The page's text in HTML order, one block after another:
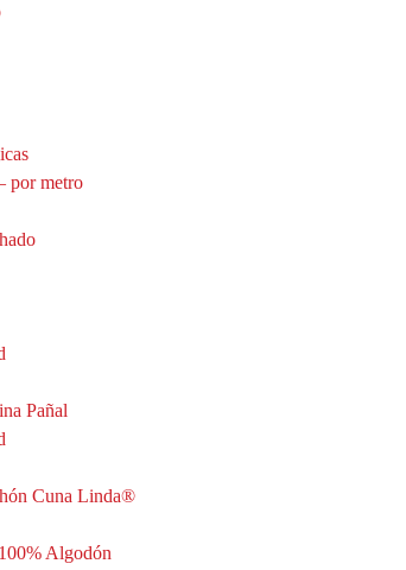
por metro
Pañal
Cuna Linda®
Algodón